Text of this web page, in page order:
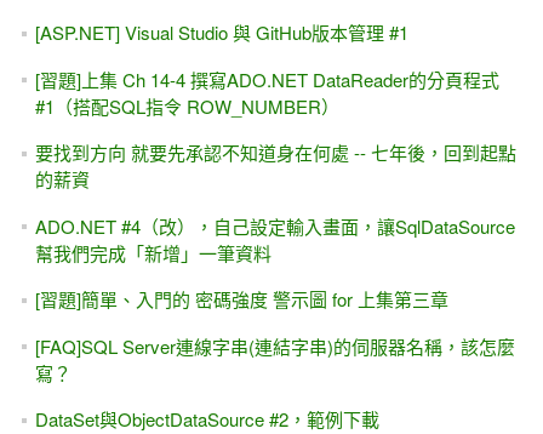
[ASP.NET] Visual Studio 與 GitHub版本管理 #1
[習題]上集 Ch 14-4 撰寫ADO.NET DataReader的分頁程式
#1（搭配SQL指令 ROW_NUMBER）
要找到方向 就要先承認不知道身在何處 -- 七年後，回到起點
的薪資
ADO.NET #4（改），自己設定輸入畫面，讓SqlDataSource
幫我們完成「新增」一筆資料
[習題]簡單、入門的 密碼強度 警示圖 for 上集第三章
[FAQ]SQL Server連線字串(連結字串)的伺服器名稱，該怎麼
寫？
DataSet與ObjectDataSource #2，範例下載